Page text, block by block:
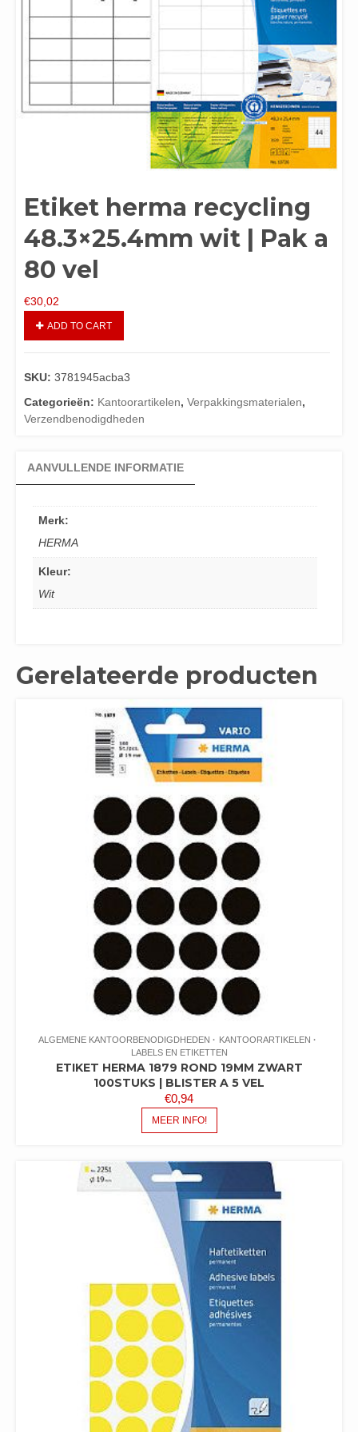
Etiket herma recycling
48.3×25.4mm wit | Pak a
80 vel
€30,02
ADD TO CART
SKU: 3781945acba3
Categorieën: Kantoorartikelen, Verpakkingsmaterialen,
Verzendbenodigdheden
AANVULLENDE INFORMATIE
Merk:
HERMA
Kleur:
Wit
Gerelateerde producten
ALGEMENE KANTOORBENODIGDHEDEN
KANTOORARTIKELEN
LABELS EN ETIKETTEN
ETIKET HERMA 1879 ROND 19MM ZWART
100STUKS | BLISTER A 5 VEL
€0,94
MEER INFO!